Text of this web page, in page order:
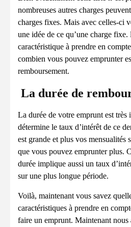
nombreuses autres charges
charges fixes. Mais avec celles-ci
une idée de ce qu’une charge fixe.
caractéristique à prendre en
combien vous pouvez emprunter
remboursement.
La durée de
La durée de votre emprunt est très
détermine le taux d’intérêt de ce
est grande et plus vos mensualités
que vous pouvez emprunter plus.
durée implique aussi un taux
sur une plus longue période.
Voilà, maintenant vous savez
caractéristiques à prendre en
faire un emprunt. Maintenant